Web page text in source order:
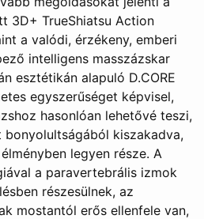
3D+ TrueShiatsu Action
a valódi, érzékeny, emberi
intelligens masszázskar
esztétikán alapuló D.CORE
egyszerűséget képvisel,
hasonlóan lehetővé teszi,
bonyolultságából kiszakadva,
legyen része. A
a paravertebrális izmok
részesülnek, az
mostantól erős ellenfele van,